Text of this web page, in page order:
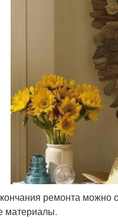
ремонта можно
материалы.